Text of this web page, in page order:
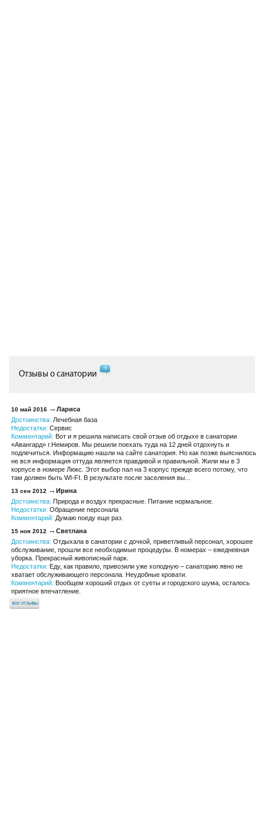
Отзывы о санатории
5
10 май 2016
Лариса
Достоинства: Лечебная база
Недостатки: Сервис
Комментарий: Вот и я решила написать свой отзыв об отдыхе в санатории
«Авангард» г.Немиров. Мы решили поехать туда на 12 дней отдохнуть и
подлечиться. Информацию нашли на сайте санатория. Но как позже выяснилось
не вся информация оттуда является правдивой и правильной. Жили мы в 3
корпусе в номере Люкс. Этот выбор пал на 3 корпус прежде всего потому, что
там должен быть WI-FI. В результате после заселения вы...
13 сен 2012
Ирина
Достоинства: Природа и воздух прекрасные. Питание нормальное.
Недостатки: Обращение персонала
Комментарий: Думаю поеду еще раз.
15 ноя 2012
Светлана
Достоинства: Отдыхала в санатории с дочкой, приветливый персонал, хорошее
обслуживание, прошли все необходимые процедуры. В номерах – ежедневная
уборка. Прекрасный живописный парк.
Недостатки: Еду, как правило, привозили уже холодную – санаторию явно не
хватает обслуживающего персонала. Неудобные кровати.
Комментарий: Вообщем хороший отдых от суеты и городского шума, осталось
приятное впечатление.
все отзывы